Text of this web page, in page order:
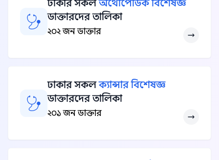
ঢাকার সকলঅর্থোপেডিক বিশেষজ্ঞ
ডাক্তারদের তালিকা
২০২ জন ডাক্তার
ঢাকার সকলক্যান্সার বিশেষজ্ঞ
ডাক্তারদের তালিকা
২০১ জন ডাক্তার